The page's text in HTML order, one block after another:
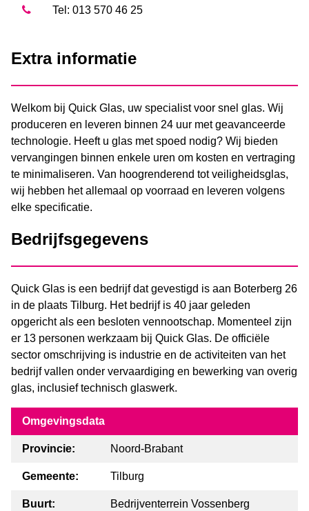
Tel: 013 570 46 25
Extra informatie
Welkom bij Quick Glas, uw specialist voor snel glas. Wij
produceren en leveren binnen 24 uur met geavanceerde
technologie. Heeft u glas met spoed nodig? Wij bieden
vervangingen binnen enkele uren om kosten en vertraging
te minimaliseren. Van hoogrenderend tot veiligheidsglas,
wij hebben het allemaal op voorraad en leveren volgens
elke specificatie.
Bedrijfsgegevens
Quick Glas is een bedrijf dat gevestigd is aan Boterberg 26
in de plaats Tilburg. Het bedrijf is 40 jaar geleden
opgericht als een besloten vennootschap. Momenteel zijn
er 13 personen werkzaam bij Quick Glas. De officiële
sector omschrijving is industrie en de activiteiten van het
bedrijf vallen onder vervaardiging en bewerking van overig
glas, inclusief technisch glaswerk.
Omgevingsdata
Provincie: Noord-Brabant
Gemeente: Tilburg
Buurt: Bedrijventerrein Vossenberg